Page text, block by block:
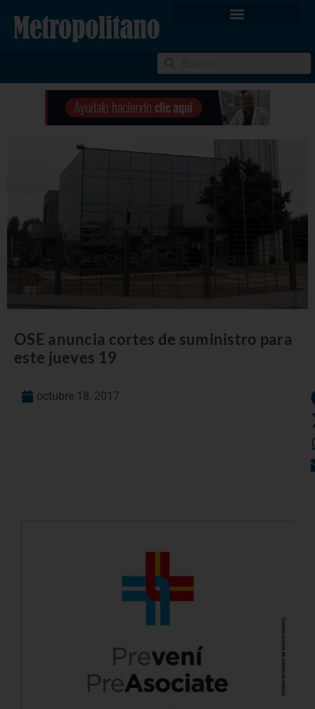
OSE anuncia cortes de suministro para
este jueves 19
octubre 18, 2017